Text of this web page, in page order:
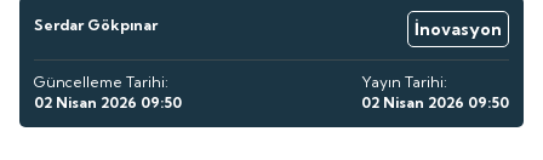
Serdar Gökpınar İnovasyon
Güncelleme Tarihi:
02 Nisan 2026 09:50
Yayın Tarihi:
02 Nisan 2026 09:50